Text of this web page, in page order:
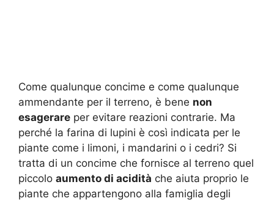
Come qualunque concime e come qualunque
ammendante per il terreno, è bene non
esagerare per evitare reazioni contrarie. Ma
perché la farina di lupini è così indicata per le
piante come i limoni, i mandarini o i cedri? Si
tratta di un concime che fornisce al terreno quel
piccolo aumento di acidità che aiuta proprio le
piante che appartengono alla famiglia degli